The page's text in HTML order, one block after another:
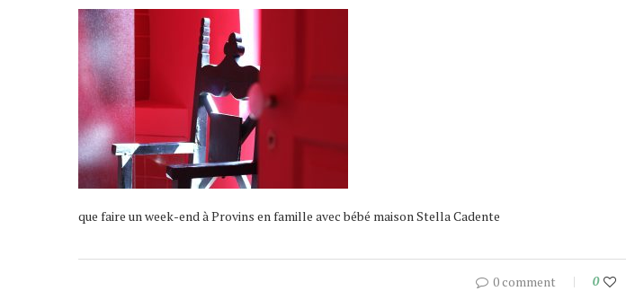
que faire un week-end à Provins en famille avec bébé maison Stella Cadente
0 comment 0